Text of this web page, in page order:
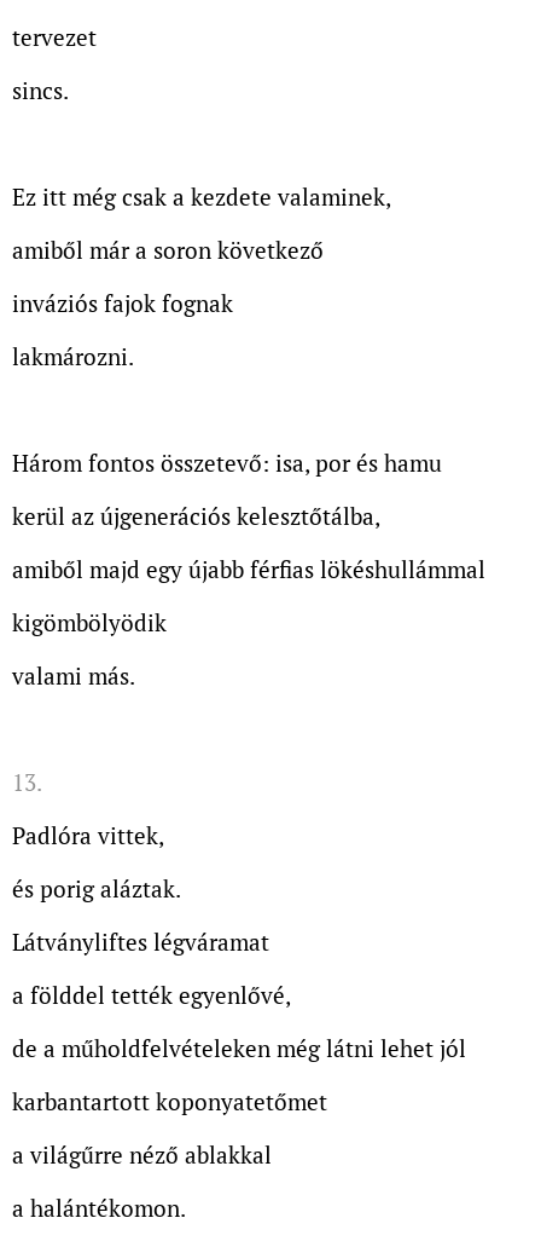
tervezet
sincs.
Ez itt még csak a kezdete valaminek,
amiből már a soron következő
inváziós fajok fognak
lakmározni.
Három fontos összetevő: isa, por és hamu
kerül az újgenerációs kelesztőtálba,
amiből majd egy újabb férfias lökéshullámmal
kigömbölyödik
valami más.
13.
Padlóra vittek,
és porig aláztak.
Látványliftes légváramat
a földdel tették egyenlővé,
de a műholdfelvételeken még látni lehet jól
karbantartott koponyatetőmet
a világűrre néző ablakkal
a halántékomon.